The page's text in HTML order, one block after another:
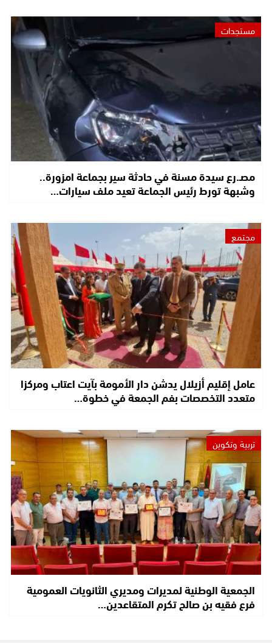
مستجدات
مصـ.رع سيدة مسنة في حادثة سير بجماعة امزورة..
وشبهة تورط رئيس الجماعة تعيد ملف سيارات…
مجتمع
عامل إقليم أزيلال يدشن دار الأمومة بآيت اعتاب ومركزا
متعدد التخصصات بفم الجمعة في خطوة…
تربية وتكوين
الجمعية الوطنية لمديرات ومديري الثانويات العمومية
فرع فقيه بن صالح تكرم المتقاعدين…